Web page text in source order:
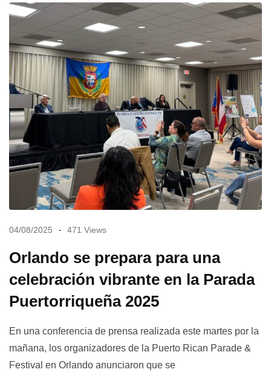
04/08/2025 471 Views
Orlando se prepara para una
celebración vibrante en la Parada
Puertorriqueña 2025
En una conferencia de prensa realizada este martes por la
mañana, los organizadores de la Puerto Rican Parade &
Festival en Orlando anunciaron que se